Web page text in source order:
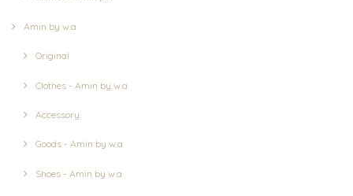
Amin by w.a
Original
Clothes - Amin by w.a
Accessory
Goods - Amin by w.a
Shoes - Amin by w.a